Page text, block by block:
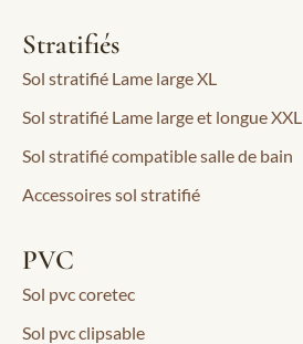
Stratifiés
Sol stratifié Lame large XL
Sol stratifié Lame large et longue XXL
Sol stratifié compatible salle de bain
Accessoires sol stratifié
PVC
Sol pvc coretec
Sol pvc clipsable